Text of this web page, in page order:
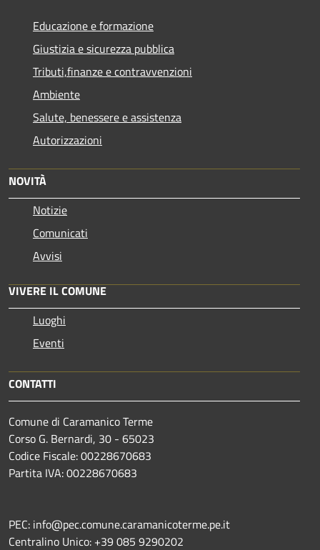
Educazione e formazione
Giustizia e sicurezza pubblica
Tributi,finanze e contravvenzioni
Ambiente
Salute, benessere e assistenza
Autorizzazioni
NOVITÀ
Notizie
Comunicati
Avvisi
VIVERE IL COMUNE
Luoghi
Eventi
CONTATTI
Comune di Caramanico Terme
Corso G. Bernardi, 30 - 65023
Codice Fiscale: 00228670683
Partita IVA: 00228670683
PEC: info@pec.comune.caramanicoterme.pe.it
Centralino Unico: +39 085 9290202